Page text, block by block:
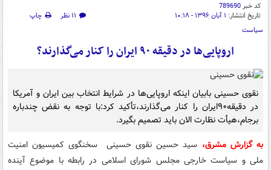
کد خبر789690
تاریخ انتشار: ۱ آبان ۱۳۹۶ - ۱۰:۱۸ ۱۱ نظر
چاپ
سیاست
اروپایی‌ها در دقیقه ۹۰ ایران را کنار می‌گذارند؟
نقوی حسینی بابیان اینکه اروپایی‌ها در شرایط انتخاب بین ایران و آمریکا
در دقیقه۹۰ایران را کنار می‌گذارند،تأکید کرد:با توجه به نقض چندباره
برجام،هیأت نظارت الان باید تصمیم بگیرد.
به گزارش مشرق، سید حسین نقوی حسینی سخنگوی کمیسیون امنیت
ملی و سیاست خارجی مجلس شورای اسلامی در رابطه با موضوع آینده